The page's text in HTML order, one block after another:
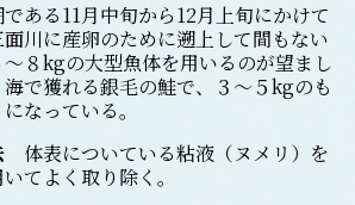
ある11月中旬から12月上旬にかけて
川に産卵のために遡上して間もない
８kgの大型魚体を用いるのが望まし
で獲れる銀毛の鮭で、３～５kgのも
なっている。
体表についている粘液（ヌメリ）を
てよく取り除く。